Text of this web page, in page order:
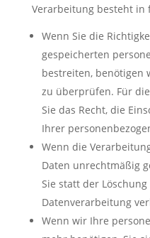
Verarbeitung besteht in
Wenn Sie die
gespeicherten
bestreiten, benötigen
zu überprüfen. Für
Sie das Recht, die
Ihrer
Wenn die
Daten unrechtmäßig
Sie statt der
Datenverarbeitung
Wenn wir Ihre